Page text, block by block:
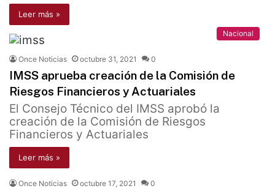
Leer más »
Nacional
Once Noticias octubre 31, 2021 0
IMSS aprueba creación de la Comisión de
Riesgos Financieros y Actuariales
El Consejo Técnico del IMSS aprobó la
creación de la Comisión de Riesgos
Financieros y Actuariales
Leer más »
Once Noticias octubre 17, 2021 0